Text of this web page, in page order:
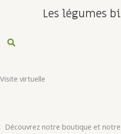
Les légumes
Visite virtuelle
Découvrez notre boutique et
Congés d'été : Notre boutique sera